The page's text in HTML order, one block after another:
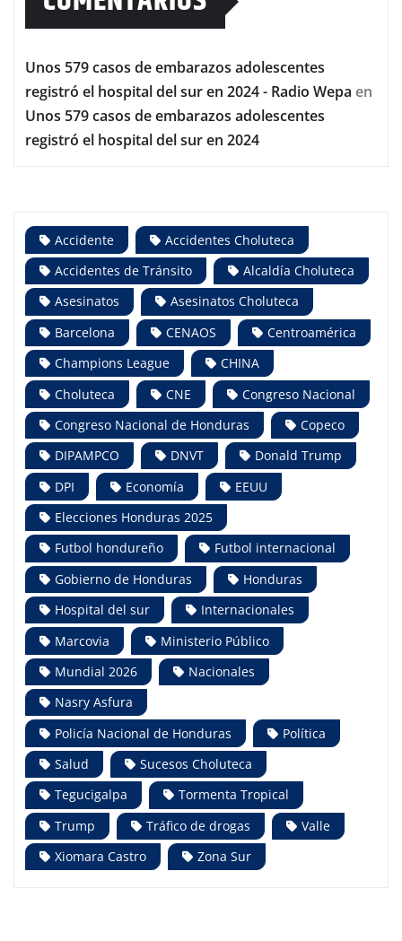
Unos 579 casos de embarazos adolescentes
registró el hospital del sur en 2024 - Radio Wepa en
Unos 579 casos de embarazos adolescentes
registró el hospital del sur en 2024
Accidente
Accidentes Choluteca
Accidentes de Tránsito
Alcaldía Choluteca
Asesinatos
Asesinatos Choluteca
Barcelona
CENAOS
Centroamérica
Champions League
CHINA
Choluteca
CNE
Congreso Nacional
Congreso Nacional de Honduras
Copeco
DIPAMPCO
DNVT
Donald Trump
DPI
Economía
EEUU
Elecciones Honduras 2025
Futbol hondureño
Futbol internacional
Gobierno de Honduras
Honduras
Hospital del sur
Internacionales
Marcovia
Ministerio Público
Mundial 2026
Nacionales
Nasry Asfura
Policía Nacional de Honduras
Política
Salud
Sucesos Choluteca
Tegucigalpa
Tormenta Tropical
Trump
Tráfico de drogas
Valle
Xiomara Castro
Zona Sur